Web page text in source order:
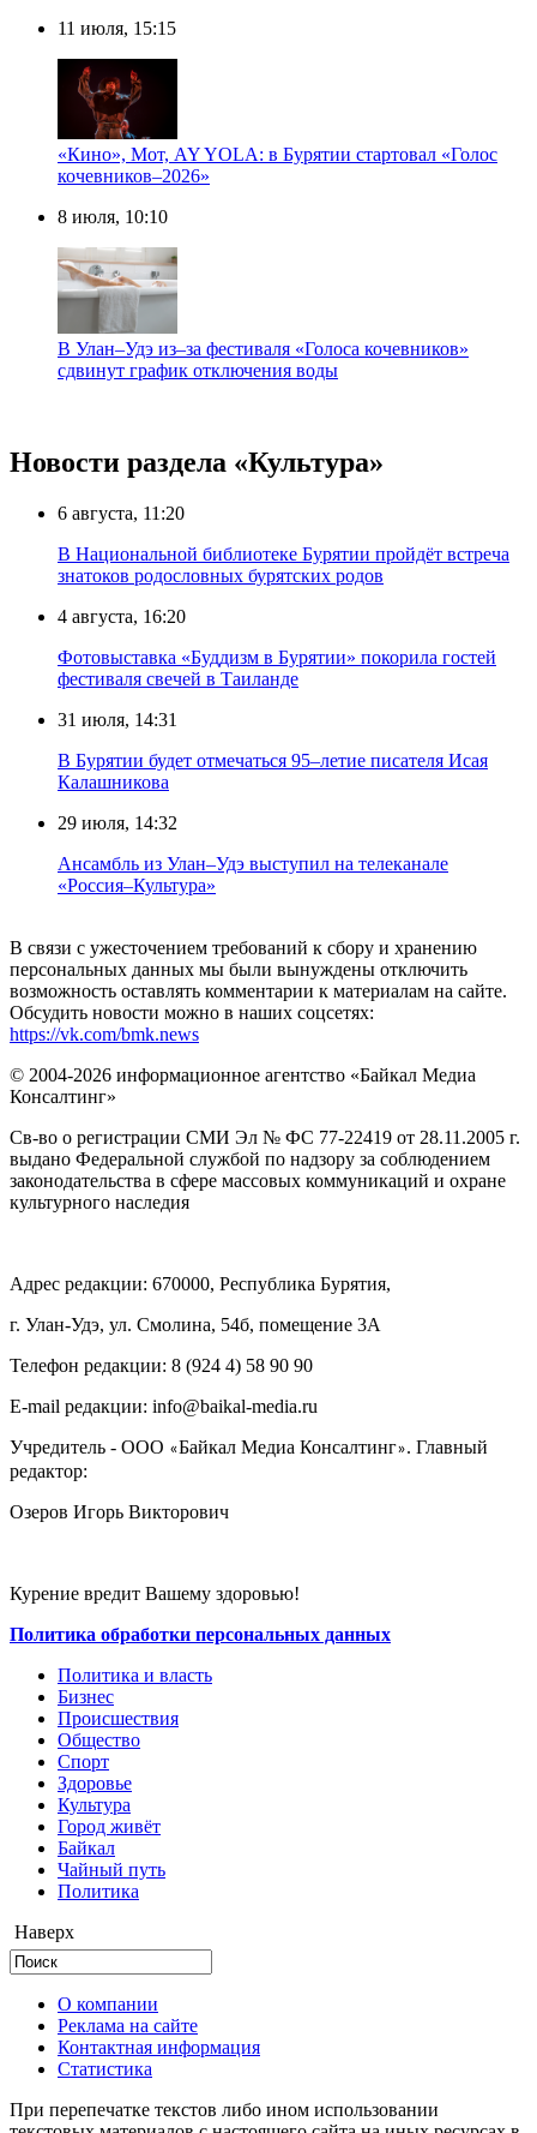
11 июля, 15:15
«Кино», Мот, AY YOLA: в Бурятии стартовал «Голос
кочевников–2026»
8 июля, 10:10
В Улан–Удэ из–за фестиваля «Голоса кочевников»
сдвинут график отключения воды
Новости раздела «Культура»
6 августа, 11:20
В Национальной библиотеке Бурятии пройдёт встреча
знатоков родословных бурятских родов
4 августа, 16:20
Фотовыставка «Буддизм в Бурятии» покорила гостей
фестиваля свечей в Таиланде
31 июля, 14:31
В Бурятии будет отмечаться 95–летие писателя Исая
Калашникова
29 июля, 14:32
Ансамбль из Улан–Удэ выступил на телеканале
«Россия–Культура»
В связи с ужесточением требований к сбору и хранению
персональных данных мы были вынуждены отключить
возможность оставлять комментарии к материалам на сайте.
Обсудить новости можно в наших соцсетях:
https://vk.com/bmk.news
© 2004-2026 информационное агентство «Байкал Медиа
Консалтинг»
Св-во о регистрации СМИ Эл № ФС 77-22419 от 28.11.2005 г.
выдано Федеральной службой по надзору за соблюдением
законодательства в сфере массовых коммуникаций и охране
культурного наследия
Адрес редакции: 670000, Республика Бурятия,
г. Улан-Удэ, ул. Смолина, 54б, помещение 3А
Телефон редакции: ‎‎8 (924 4) 58 90 90
E-mail редакции: info@baikal-media.ru
Учредитель - ООО «Байкал Медиа Консалтинг». Главный
редактор:
Озеров Игорь Викторович
Курение вредит Вашему здоровью!
Политика обработки персональных данных
Политика и власть
Бизнес
Происшествия
Общество
Cпорт
Здоровье
Культура
Город живёт
Байкал
Чайный путь
Политика
Наверх
О компании
Реклама на сайте
Контактная информация
Статистика
При перепечатке текстов либо ином использовании